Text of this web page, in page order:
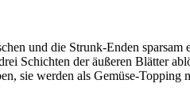
und die Strunk-Enden sparsam
Schichten der äußeren Blätter
sie werden als Gemüse-Topping